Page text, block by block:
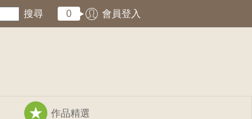
搜尋 0 會員登入
作品精選